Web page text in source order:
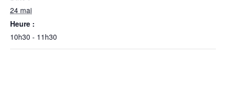
24 mai
Heure :
10h30 - 11h30